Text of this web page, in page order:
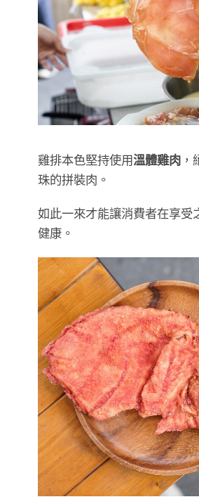
雞排本色堅持使用溫體雞肉
珠的拼裝肉。
如此一來才能讓消費者在享受
健康。